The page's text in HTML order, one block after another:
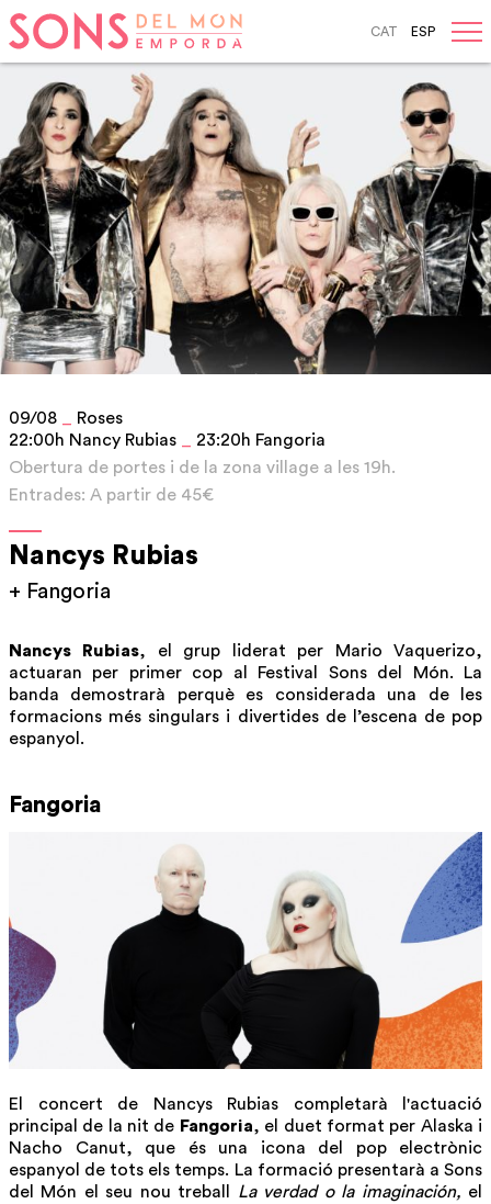
navigation
Skip
to
content
CAT ESP
09/08
Roses
22:00h Nancy Rubias
23:20h Fangoria
Obertura de portes i de la zona village a les 19h.
Entrades: A partir de 45€
Nancys Rubias
+ Fangoria
Nancys Rubias, el grup liderat per Mario Vaquerizo,
actuaran per primer cop al Festival Sons del Món. La
banda demostrarà perquè es considerada una de les
formacions més singulars i divertides de l’escena de pop
espanyol.
Fangoria
El concert de Nancys Rubias completarà l'actuació
principal de la nit de Fangoria, el duet format per Alaska i
Nacho Canut, que és una icona del pop electrònic
espanyol de tots els temps. La formació presentarà a Sons
del Món el seu nou treball La verdad o la imaginación, el